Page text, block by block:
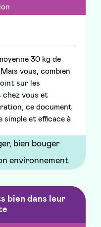
30 kg de
vous, combien
sur les
chez vous et
ce document
simple et efficace à
bien dans leur